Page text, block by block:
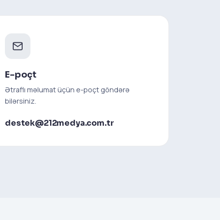
E-poçt
Ətraflı məlumat üçün e-poçt göndərə
bilərsiniz.
destek@212medya.com.tr